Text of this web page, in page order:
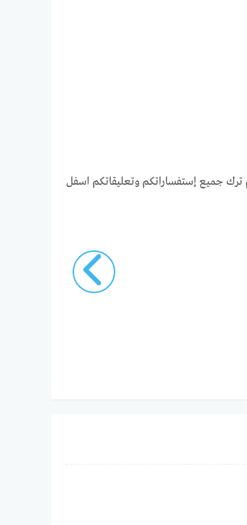
ترك جميع إستفساراتكم وتعليقاتكم اسفل